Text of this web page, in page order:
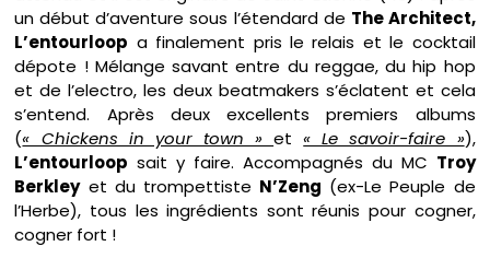
un début d’aventure sous l’étendard de The Architect,
L’entourloop a finalement pris le relais et le cocktail
dépote ! Mélange savant entre du reggae, du hip hop
et de l’electro, les deux beatmakers s’éclatent et cela
s’entend. Après deux excellents premiers albums
(« Chickens in your town » et« Le savoir-faire »),
L’entourloop sait y faire. Accompagnés du MC Troy
Berkleyet du trompettiste N’Zeng (ex-Le Peuple de
l’Herbe), tous les ingrédients sont réunis pour cogner,
cogner fort !